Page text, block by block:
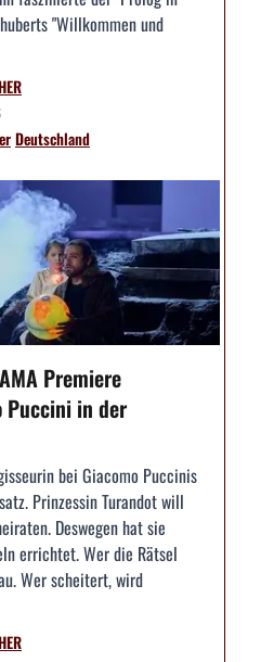
"Willkommen und
Deutschland
Premiere
Puccini in der
bei Giacomo Puccinis
Prinzessin Turandot will
Deswegen hat sie
errichtet. Wer die Rätsel
Wer scheitert, wird